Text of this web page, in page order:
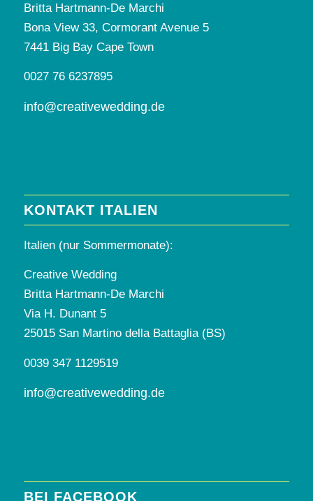
Britta Hartmann-De Marchi
Bona View 33, Cormorant Avenue 5
7441 Big Bay Cape Town
0027 76 6237895
info@creativewedding.de
KONTAKT ITALIEN
Italien (nur Sommermonate):
Creative Wedding
Britta Hartmann-De Marchi
Via H. Dunant 5
25015 San Martino della Battaglia (BS)
0039 347 1129519
info@creativewedding.de
BEI FACEBOOK